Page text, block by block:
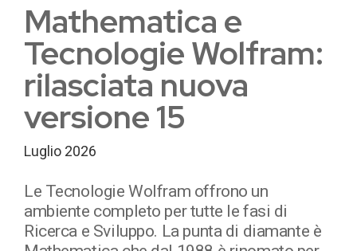
Mathematica e
Tecnologie Wolfram:
rilasciata nuova
versione 15
Luglio 2026
Le Tecnologie Wolfram offrono un
ambiente completo per tutte le fasi di
Ricerca e Sviluppo. La punta di diamante è